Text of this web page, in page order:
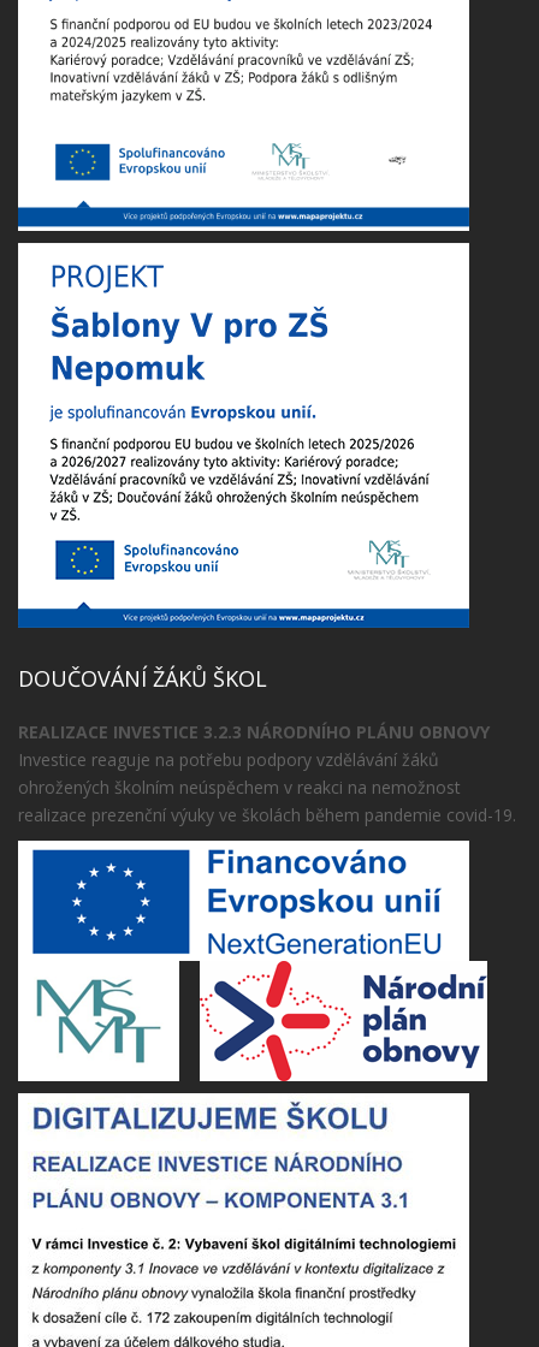
DOUČOVÁNÍ ŽÁKŮ ŠKOL
REALIZACE INVESTICE 3.2.3 NÁRODNÍHO PLÁNU OBNOVY
Investice reaguje na potřebu podpory vzdělávání žáků
ohrožených školním neúspěchem v reakci na nemožnost
realizace prezenční výuky ve školách během pandemie covid-19.